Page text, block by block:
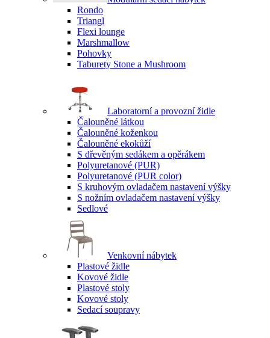
Rondo
Triangl
Flexi lounge
Marshmallow
Pohovky
Taburety Stone a Mushroom
Laboratorní a provozní židle
Čalouněné látkou
Čalouněné koženkou
Čalouněné ekokůží
S dřevěným sedákem a opěrákem
Polyuretanové (PUR)
Polyuretanové (PUR color)
S kruhovým ovladačem nastavení výšky
S nožním ovladačem nastavení výšky
Sedlové
Venkovní nábytek
Plastové židle
Kovové židle
Plastové stoly
Kovové stoly
Sedací soupravy